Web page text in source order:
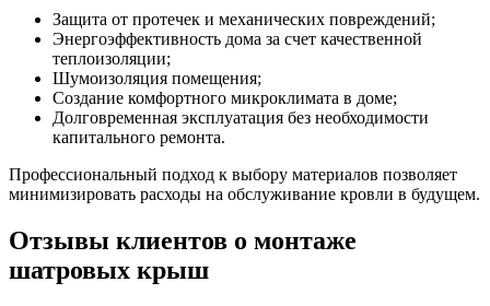
Защита от протечек и механических повреждений;
Энергоэффективность дома за счет качественной
теплоизоляции;
Шумоизоляция помещения;
Создание комфортного микроклимата в доме;
Долговременная эксплуатация без необходимости
капитального ремонта.
Профессиональный подход к выбору материалов позволяет
минимизировать расходы на обслуживание кровли в будущем.
Отзывы клиентов о монтаже
шатровых крыш